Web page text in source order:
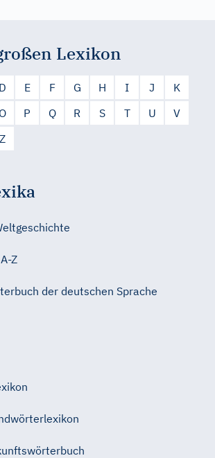
Lexikon
D E F G H I J
K
O P Q R S T U
V
Z
Z
der deutschen Sprache